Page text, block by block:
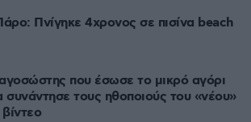
Πνίγηκε 4χρονος σε πισίνα beach
που έσωσε το μικρό αγόρι
συνάντησε τους ηθοποιούς του «νέου»